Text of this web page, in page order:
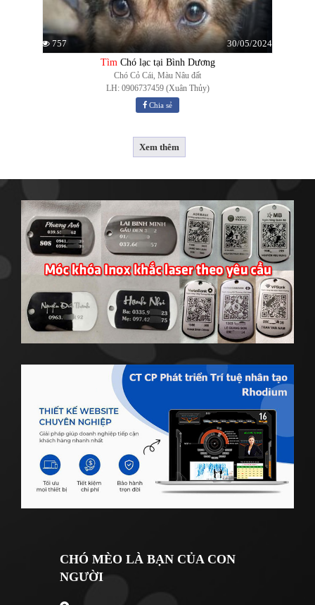
757
30/05/2024
Tìm Chó lạc tại Bình Dương
Chó Cỏ Cái, Màu Nâu đất
LH: 0906737459 (Xuân Thủy)
Chia sẻ
Xem thêm
CHÓ MÈO LÀ BẠN CỦA CON
NGƯỜI